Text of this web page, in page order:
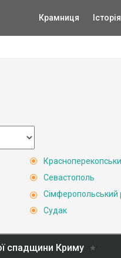
Крамниця
Севастополь
Сімферопольський
Судак